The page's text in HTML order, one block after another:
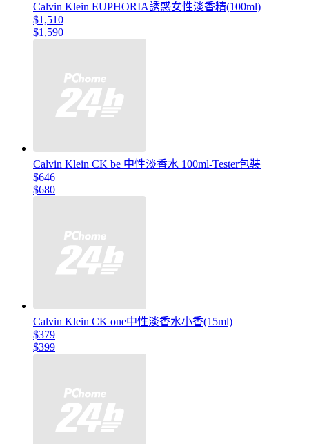
Calvin Klein EUPHORIA誘惑女性淡香精(100ml)
$1,510
$1,590
Calvin Klein CK be 中性淡香水 100ml-Tester包裝
$646
$680
Calvin Klein CK one中性淡香水小香(15ml)
$379
$399